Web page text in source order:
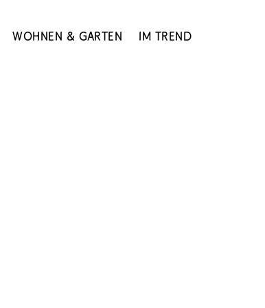
Wohnen & Garten Im Trend